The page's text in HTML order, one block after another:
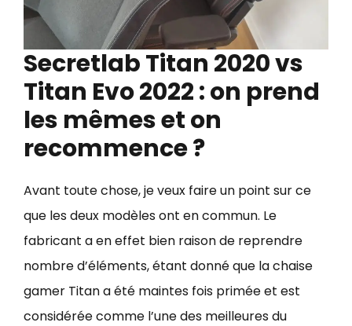
Secretlab Titan 2020 vs
Titan Evo 2022 : on prend
les mêmes et on
recommence ?
Avant toute chose, je veux faire un point sur ce
que les deux modèles ont en commun. Le
fabricant a en effet bien raison de reprendre
nombre d’éléments, étant donné que la chaise
gamer Titan a été maintes fois primée et est
considérée comme l’une des meilleures du